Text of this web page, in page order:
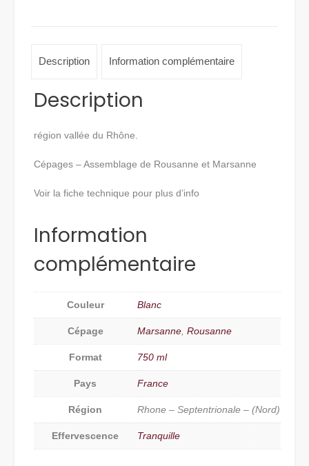
Description Information complémentaire
Description
région vallée du Rhône.
Cépages – Assemblage de Rousanne et Marsanne
Voir la fiche technique pour plus d’info
Information
complémentaire
Couleur Blanc
Cépage Marsanne, Rousanne
Format 750 ml
Pays France
Région Rhone – Septentrionale – (Nord)
Effervescence Tranquille